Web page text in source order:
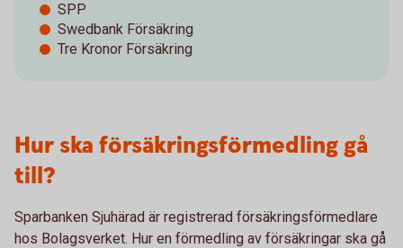
SPP
Swedbank Försäkring
Tre Kronor Försäkring
Hur ska försäkringsförmedling gå
till?
Sparbanken Sjuhärad är registrerad försäkringsförmedlare
hos Bolagsverket. Hur en förmedling av försäkringar ska gå